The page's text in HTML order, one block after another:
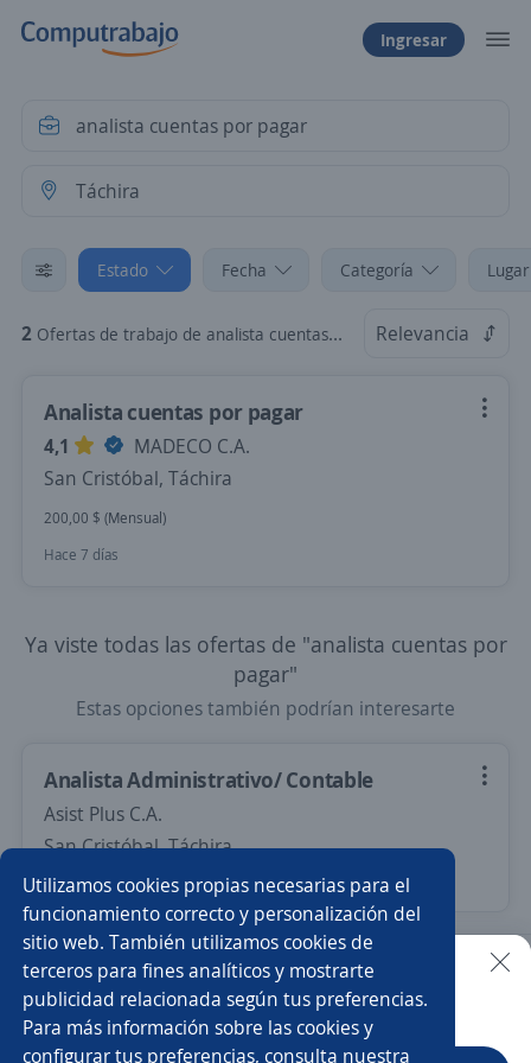
Utilizamos cookies propias necesarias para el
funcionamiento correcto y personalización del
sitio web. También utilizamos cookies de
terceros para fines analíticos y mostrarte
publicidad relacionada según tus preferencias.
Para más información sobre las cookies y
configurar tus preferencias, consulta nuestra
Ingresar
Estado Fecha Categoría
2 Ofertas de trabajo de analista cuentas por pagar en Táchira Relevancia
Analista cuentas por pagar
4,1
MADECO C.A.
San Cristóbal, Táchira
200,00 $ (Mensual)
Hace 7 días
Ya viste todas las ofertas de "analista cuentas por
pagar"
Estas opciones también podrían interesarte
Analista Administrativo/ Contable
Asist Plus C.A.
San Cristóbal, Táchira
Más de 30 días
Nuevas ofertas de empleo Avísame
Empleos similares
Buscar es más fácil en la app